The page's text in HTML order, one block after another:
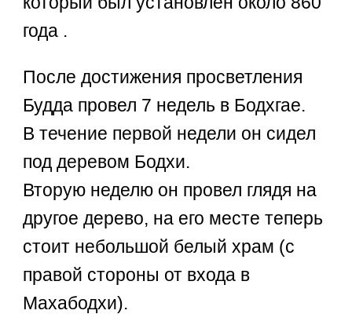
года .
После достижения просветления
Будда провел 7 недель в Бодхгае.
В течение первой недели он сидел
под деревом Бодхи.
Вторую неделю он провел глядя на
другое дерево, на его месте теперь
стоит небольшой белый храм (с
правой стороны от входа в
Махабодхи).